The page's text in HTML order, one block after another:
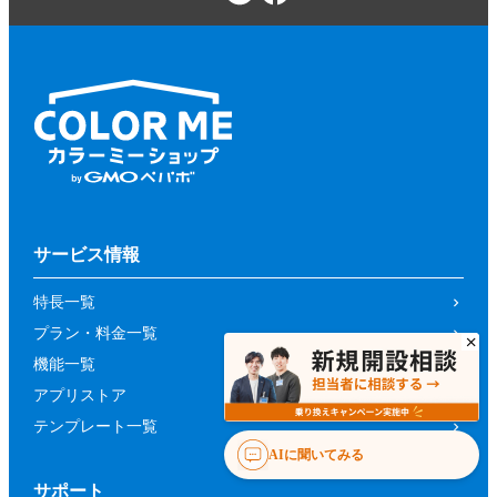
サービス情報
特長一覧
プラン・料金一覧
機能一覧
アプリストア
テンプレート一覧
サポート
AIに聞いてみる